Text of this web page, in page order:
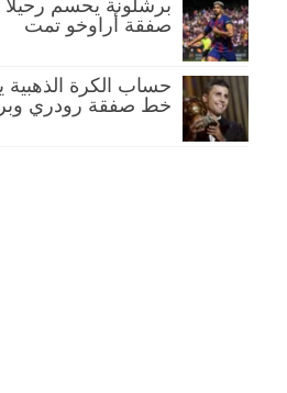
برشلونة يحسم رحيلًا
صفقة أراوخو تمت
حساب الكرة
خط صفقة رودري